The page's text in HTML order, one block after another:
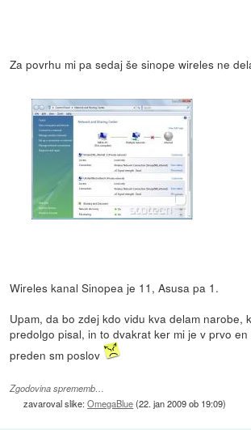
Za povrhu mi pa sedaj še sinope wireles ne
Wireles kanal Sinopea je 11, Asusa pa 1.
Upam, da bo zdej kdo vidu kva delam narobe,
predolgo pisal, in to dvakrat ker mi je v prvo
preden sm poslov
Zgodovina sprememb…
zavaroval slike:OmegaBlue(22. jan 2009 ob 19:09)